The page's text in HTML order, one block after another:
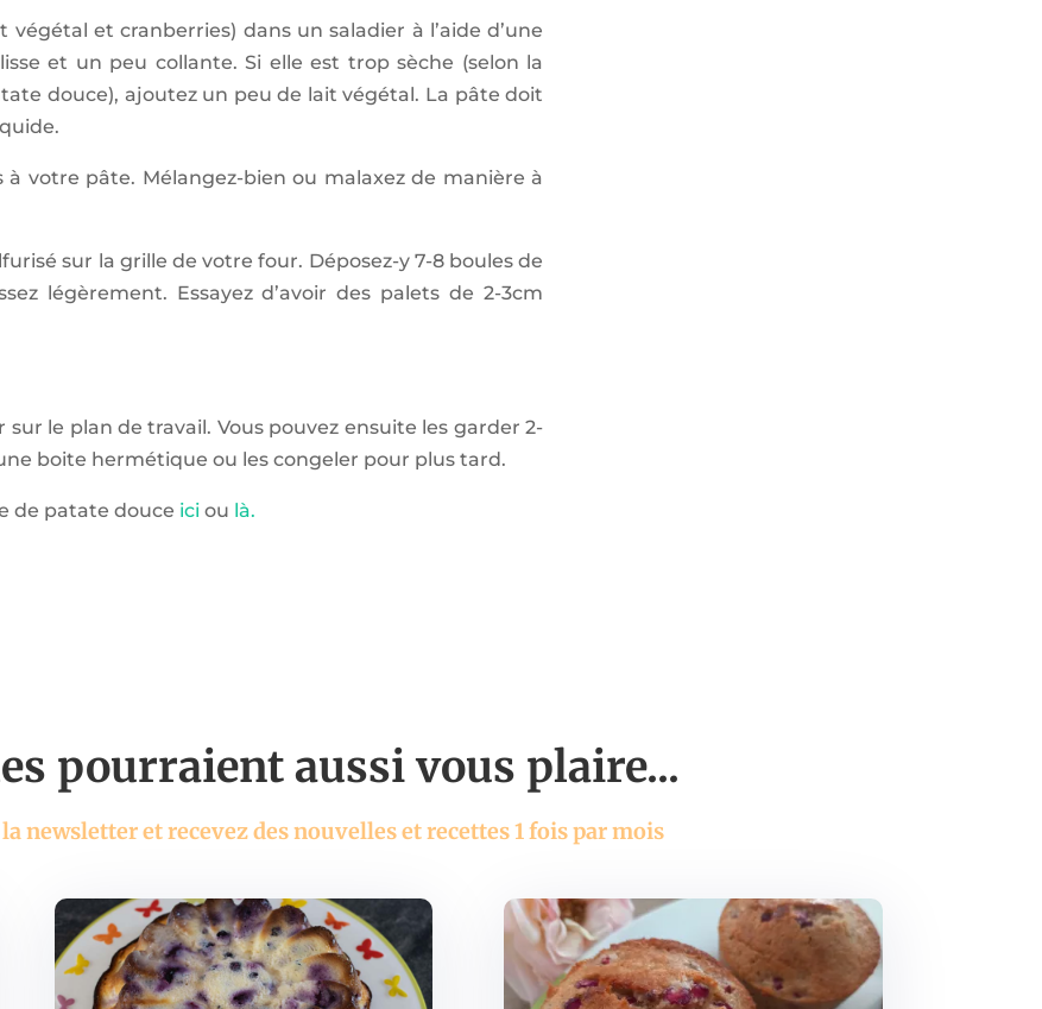
et cranberries) dans un saladier à l’aide d’une
et un peu collante. Si elle est trop sèche (selon la
douce), ajoutez un peu de lait végétal. La pâte doit
votre pâte. Mélangez-bien ou malaxez de manière à
sur la grille de votre four. Déposez-y 7-8 boules de
légèrement. Essayez d’avoir des palets de 2-3cm
sur le plan de travail. Vous pouvez ensuite les garder 2-
boite hermétique ou les congeler pour plus tard.
de patate douce ici ou là.
pourraient aussi vous plaire...
newsletter et recevez des nouvelles et recettes 1 fois par mois